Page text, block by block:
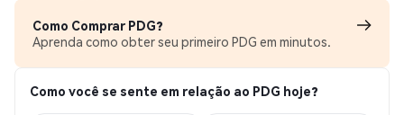
Como Comprar PDG?
Aprenda como obter seu primeiro PDG em minutos.
Como você se sente em relação ao PDG hoje?